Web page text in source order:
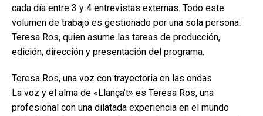
cada día entre 3 y 4 entrevistas externas. Todo este
volumen de trabajo es gestionado por una sola persona:
Teresa Ros, quien asume las tareas de producción,
edición, dirección y presentación del programa.
Teresa Ros, una voz con trayectoria en las ondas
La voz y el alma de «Llança’t» es Teresa Ros, una
profesional con una dilatada experiencia en el mundo